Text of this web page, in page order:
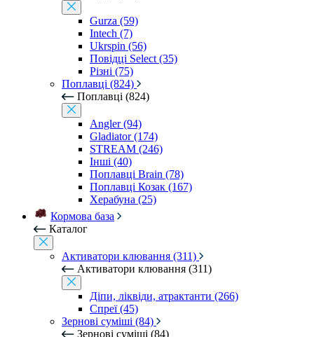
Gurza (59)
Intech (7)
Ukrspin (56)
Повідці Select (35)
Різні (75)
Поплавці (824)
Поплавці (824)
Angler (94)
Gladiator (174)
STREAM (246)
Інші (40)
Поплавці Brain (78)
Поплавці Козак (167)
Херабуна (25)
Кормова база
Каталог
Активатори клювання (311)
Активатори клювання (311)
Діпи, ліквіди, атрактанти (266)
Спреї (45)
Зернові суміші (84)
Зернові суміші (84)